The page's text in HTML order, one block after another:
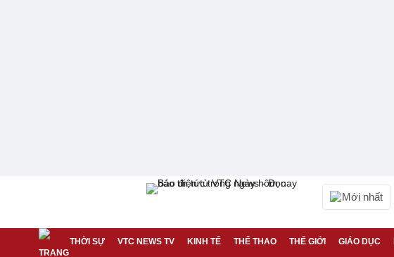
Mới nhất
THỜI SỰ VTC NEWS TV KINH TẾ THỂ THAO THẾ GIỚI GIÁO DỤC